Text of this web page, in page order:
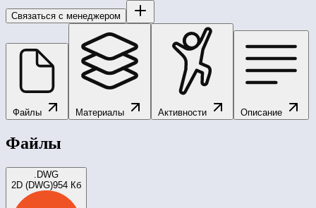
Связаться с менеджером
Файлы Материалы Активности Описание
Файлы
.DWG
2D (DWG)954 Кб